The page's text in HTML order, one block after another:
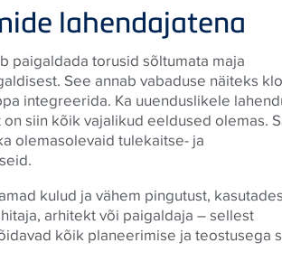
lahendajatena
paigaldada torusid sõltumata maja
See annab vabaduse näiteks
integreerida. Ka uuenduslikele
siin kõik vajalikud eeldused olemas.
olemasolevaid tulekaitse- ja
kulud ja vähem pingutust, kasutades
arhitekt või paigaldaja – sellest
kõik planeerimise ja teostusega